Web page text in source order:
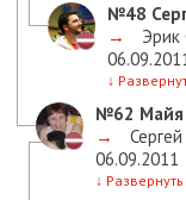
№48
→
Эрик
↓
№62 Майя
→
06.09.2011
↓ Развернуть